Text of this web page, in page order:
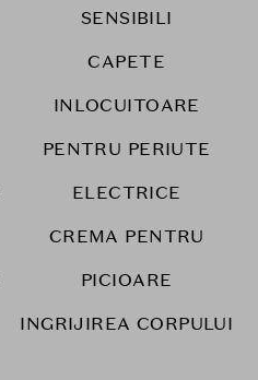
SENSIBILI
CAPETE
INLOCUITOARE
PENTRU PERIUTE
ELECTRICE
CREMA PENTRU
PICIOARE
INGRIJIREA CORPULUI